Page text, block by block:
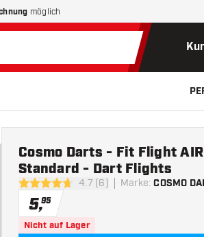
möglich
4.7 Bewertungssterne
4.7 (6) Marke: COSMO
Cosmo Darts - Fit Flight
Standard - Dart Flights
5,95
Nicht auf Lager